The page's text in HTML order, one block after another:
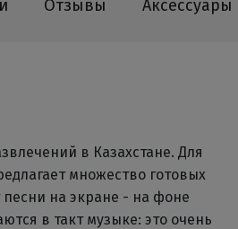
Отзывы Аксессуары
в Казахстане. Для
множество готовых
на экране - на фоне
в такт музыке: это очень